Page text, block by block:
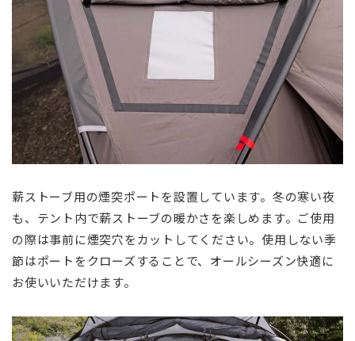
薪ストーブ用の煙突ポートを設置しています。冬の寒い夜
も、テント内で薪ストーブの暖かさを楽しめます。ご使用
の際は事前に煙突穴をカットしてください。使用しない季
節はポートをクローズすることで、オールシーズン快適に
お使いいただけます。